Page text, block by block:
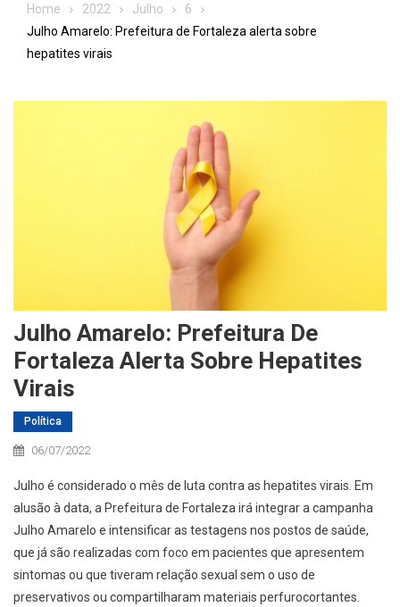
Home 2022 Julho
6
Julho Amarelo: Prefeitura de Fortaleza alerta sobre
hepatites virais
Julho Amarelo: Prefeitura De
Fortaleza Alerta Sobre Hepatites
Virais
Política
06/07/2022
Julho é considerado o mês de luta contra as hepatites virais. Em
alusão à data, a Prefeitura de Fortaleza irá integrar a campanha
Julho Amarelo e intensificar as testagens nos postos de saúde,
que já são realizadas com foco em pacientes que apresentem
sintomas ou que tiveram relação sexual sem o uso de
preservativos ou compartilharam materiais perfurocortantes.